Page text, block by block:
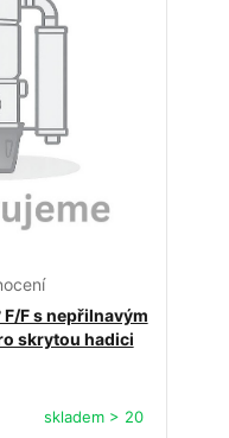
F s nepřilnavým
skrytou hadici
skladem > 20